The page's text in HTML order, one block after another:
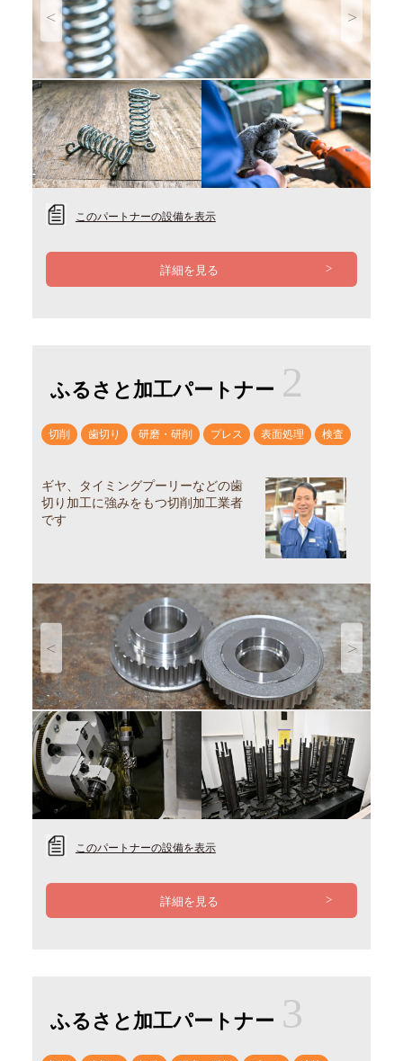
Previous Next
このパートナーの設備を表示
詳細を見る
ふるさと加工パートナー 2
切削 歯切り 研磨・研削 プレス 表面処理 検査
ギヤ、タイミングプーリーなどの歯
切り加工に強みをもつ切削加工業者
です
Previous Next
このパートナーの設備を表示
詳細を見る
ふるさと加工パートナー 3